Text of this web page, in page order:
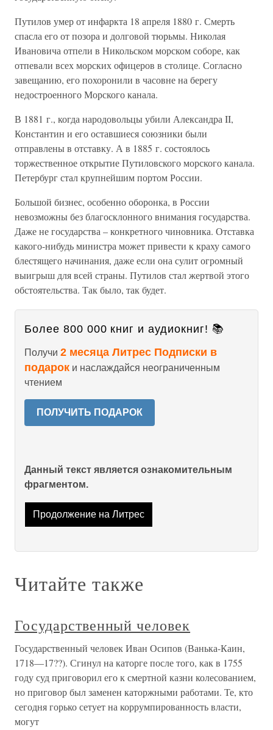
Путилов умер от инфаркта 18 апреля 1880 г. Смерть
спасла его от позора и долговой тюрьмы. Николая
Ивановича отпели в Никольском морском соборе, как
отпевали всех морских офицеров в столице. Согласно
завещанию, его похоронили в часовне на берегу
недостроенного Морского канала.
В 1881 г., когда народовольцы убили Александра II,
Константин и его оставшиеся союзники были
отправлены в отставку. А в 1885 г. состоялось
торжественное открытие Путиловского морского канала.
Петербург стал крупнейшим портом России.
Большой бизнес, особенно оборонка, в России
невозможны без благосклонного внимания государства.
Даже не государства – конкретного чиновника. Отставка
какого-нибудь министра может привести к краху самого
блестящего начинания, даже если она сулит огромный
выигрыш для всей страны. Путилов стал жертвой этого
обстоятельства. Так было, так будет.
Более 800 000 книг и аудиокниг! 📚
Получи 2 месяца Литрес Подписки в
подарок и наслаждайся неограниченным
чтением
ПОЛУЧИТЬ ПОДАРОК
Данный текст является ознакомительным
фрагментом.
Продолжение на Литрес
Читайте также
Государственный человек
Государственный человек Иван Осипов (Ванька-Каин,
1718—17??). Сгинул на каторге после того, как в 1755
году суд приговорил его к смертной казни колесованием,
но приговор был заменен каторжными работами. Те, кто
сегодня горько сетует на коррумпированность власти,
могут